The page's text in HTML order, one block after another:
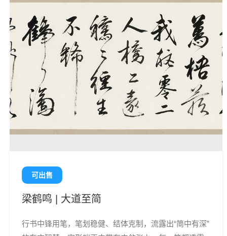
可出售
梁鹤鸣 | 大道至简
行书中锋用笔，笔划稳健、结体克制，流露出“简中有深”